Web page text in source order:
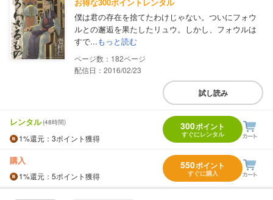
僕は君の存在を捨てたわけじゃない。ついにフォウ
ルとの邂逅を果たしたリュウ。しかし、フォウルは
すで...もっと読む
182
配信日：2016/02/23
試し読み
レンタル(48時間)
1%還元 ：3ポイント獲得
300ポイント
すぐにレンタル
購入
1%還元 ：5ポイント獲得
550ポイント
すぐに購入